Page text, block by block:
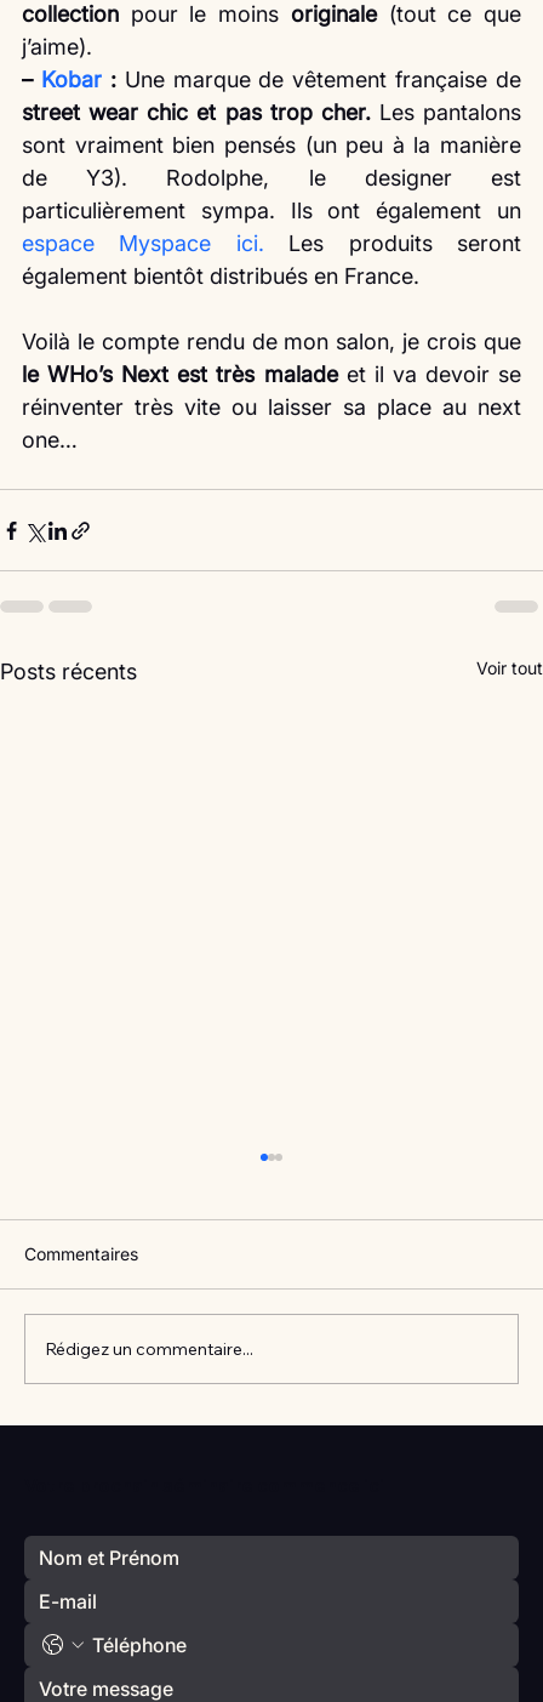
collection pour le moins originale (tout ce que
j’aime).
– Kobar : Une marque de vêtement française de
street wear chic et pas trop cher. Les pantalons
sont vraiment bien pensés (un peu à la manière
de Y3). Rodolphe, le designer est
espace Myspace ici. Les produits seront
également bientôt distribués en France.
le WHo’s Next est très malade et il va devoir se
réinventer très vite ou laisser sa place au next
one…
Posts récents Voir tout
Commentaires
Rédigez un commentaire...